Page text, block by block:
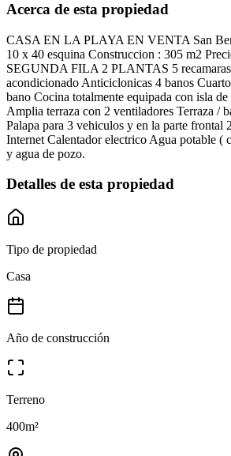
Acerca de esta propiedad
CASA EN LA PLAYA EN VENTA San
10 x 40 esquina Construccion : 305 m2
SEGUNDA FILA 2 PLANTAS 5
acondicionado Anticiclonicas 4 banos
bano Cocina totalmente equipada con isla
Amplia terraza con 2 ventiladores Terraza /
Palapa para 3 vehiculos y en la parte frontal
Internet Calentador electrico Agua potable (
y agua de pozo.
Detalles de esta propiedad
Tipo de propiedad
Casa
Año de construcción
Terreno
400m²